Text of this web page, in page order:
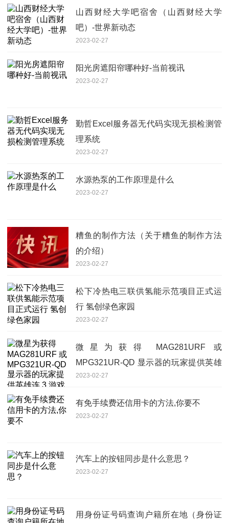
山西财经大学吧宿舍（山西财经大学
吧）-世界新动态
2023-02-27
阳光房遮阳帘哪种好-当前视讯
2023-02-27
勤哲Excel服务器无代码实现无损检测管
理系统
2023-02-27
水源热泵的工作原理是什么
2023-02-27
糟鱼的制作方法（关于糟鱼的制作方法
的介绍）
2023-02-27
松下冷热电三联供氢能示范项目正式运
行 氢创绿色家园
2023-02-27
微星为获得 MAG281URF 或
MPG321UR-QD 显示器的玩家提供英雄
连 3 游戏代码
2023-02-27
有免手续费还信用卡的方法,你要不
2023-02-27
汽车上的按钮同步是什么意思？
2023-02-27
用身份证号码查询户籍所在地（身份证